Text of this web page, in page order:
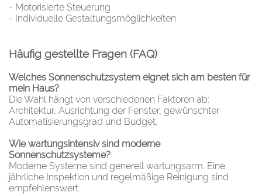
- Motorisierte Steuerung
- Individuelle Gestaltungsmöglichkeiten
Häufig gestellte Fragen (FAQ)
Welches Sonnenschutzsystem eignet sich am besten für
mein Haus?
Die Wahl hängt von verschiedenen Faktoren ab:
Architektur, Ausrichtung der Fenster, gewünschter
Automatisierungsgrad und Budget.
Wie wartungsintensiv sind moderne
Sonnenschutzsysteme?
Moderne Systeme sind generell wartungsarm. Eine
jährliche Inspektion und regelmäßige Reinigung sind
empfehlenswert.